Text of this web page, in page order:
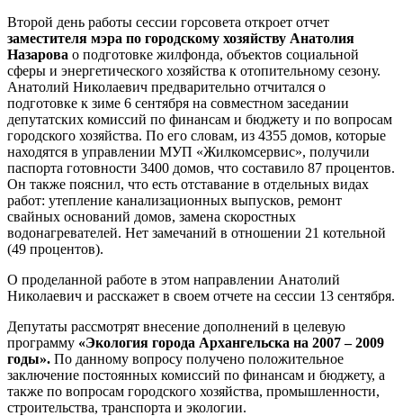
Второй день работы сессии горсовета откроет отчет
заместителя мэра по городскому хозяйству Анатолия
Назарова о подготовке жилфонда, объектов социальной
сферы и энергетического хозяйства к отопительному сезону.
Анатолий Николаевич предварительно отчитался о
подготовке к зиме 6 сентября на совместном заседании
депутатских комиссий по финансам и бюджету и по вопросам
городского хозяйства. По его словам, из 4355 домов, которые
находятся в управлении МУП «Жилкомсервис», получили
паспорта готовности 3400 домов, что составило 87 процентов.
Он также пояснил, что есть отставание в отдельных видах
работ: утепление канализационных выпусков, ремонт
свайных оснований домов, замена скоростных
водонагревателей. Нет замечаний в отношении 21 котельной
(49 процентов).
О проделанной работе в этом направлении Анатолий
Николаевич и расскажет в своем отчете на сессии 13 сентября.
Депутаты рассмотрят внесение дополнений в целевую
программу «Экология города Архангельска на 2007 – 2009
годы». По данному вопросу получено положительное
заключение постоянных комиссий по финансам и бюджету, а
также по вопросам городского хозяйства, промышленности,
строительства, транспорта и экологии.